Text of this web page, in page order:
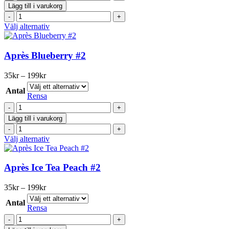
väljas
produktsidan
Lemon
Curd
#2
mängd
Lägg till i varukorg
Après
Lemon
Curd
#2
mängd
Välj alternativDen
här
har
flera
De
olika
väljas
på
produktsidan
Après Blueberry #2
35kr – 199krPrisintervall:
35kr
till
199kr
Antal
Rensa
Après
Blueberry
#2
mängd
Lägg till i varukorg
Après
Blueberry
#2
mängd
Välj alternativDen
här
har
De
olika
Après Ice Tea Peach #2
35kr – 199krPrisintervall:
35kr
till
199kr
Antal
Rensa
Après